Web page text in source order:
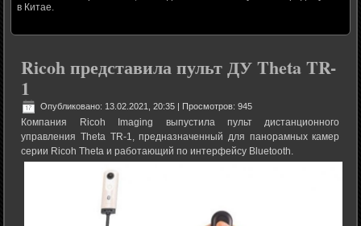
в Китае.
Ricoh представила пульт ДУ Theta TR-
1
Опубликовано: 13.02.2021, 20:35 | Просмотров: 945
Компания Ricoh Imaging выпустила пульт дистанционного
управления Theta TR-1, предназначенный для панорамных камер
серии Ricoh Theta и работающий по интерфейсу Bluetooth.